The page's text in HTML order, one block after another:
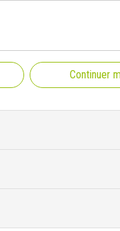
Continuer